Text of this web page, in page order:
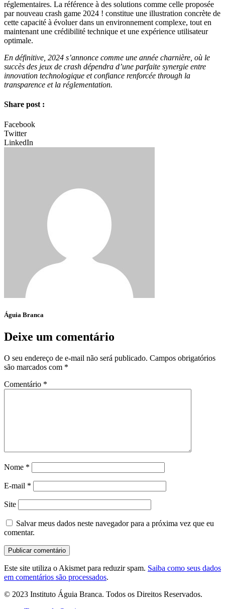
réglementaires. La référence à des solutions comme celle proposée
par nouveau crash game 2024 ! constitue une illustration concrète de
cette capacité à évoluer dans un environnement complexe, tout en
maintenant une crédibilité technique et une expérience utilisateur
optimale.
En définitive, 2024 s’annonce comme une année charnière, où le
succès des jeux de crash dépendra d’une parfaite synergie entre
innovation technologique et confiance renforcée through la
transparence et la réglementation.
Share post :
Facebook
Twitter
LinkedIn
Águia Branca
Deixe um comentário
O seu endereço de e-mail não será publicado. Campos obrigatórios
são marcados com *
Comentário *
Nome *
E-mail *
Site
Salvar meus dados neste navegador para a próxima vez que eu
comentar.
Este site utiliza o Akismet para reduzir spam. Saiba como seus dados
em comentários são processados.
© 2023 Instituto Águia Branca. Todos os Direitos Reservados.